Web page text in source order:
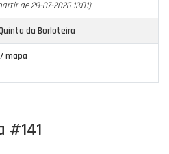
de 28-07-2026 13:01)
da Borloteira
mapa
#141